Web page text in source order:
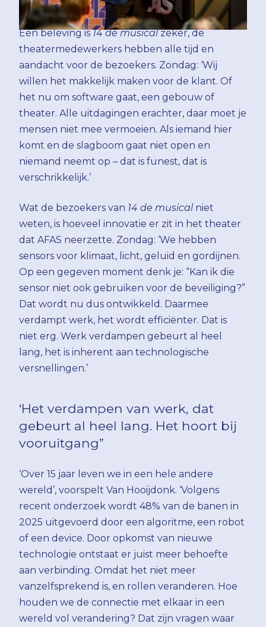
Een beleving is14 de musicalzeker, de
theatermedewerkers hebben alle tijd en
aandacht voor de bezoekers. Zondag: ‘Wij
willen het makkelijk maken voor de klant. Of
het nu om software gaat, een gebouw of
theater. Alle uitdagingen erachter, daar moet je
mensen niet mee vermoeien. Als iemand hier
komt en de slagboom gaat niet open en
niemand neemt op – dat is funest, dat is
verschrikkelijk.’
Wat de bezoekers van 14 de musicalniet
weten, is hoeveel innovatie er zit in het theater
dat AFAS neerzette. Zondag: ‘We hebben
sensors voor klimaat, licht, geluid en gordijnen.
Op een gegeven moment denk je: “Kan ik die
sensor niet ook gebruiken voor de beveiliging?”
Dat wordt nu dus ontwikkeld. Daarmee
verdampt werk, het wordt efficiënter. Dat is
niet erg. Werk verdampen gebeurt al heel
lang, het is inherent aan technologische
versnellingen.’
‘Het verdampen van werk, dat
gebeurt al heel lang. Het hoort bij
vooruitgang”
‘Over 15 jaar leven we in een hele andere
wereld’, voorspelt Van Hooijdonk. ‘Volgens
recent onderzoek wordt 48% van de banen in
2025 uitgevoerd door een algoritme, een robot
of een device. Door opkomst van nieuwe
technologie ontstaat er juist meer behoefte
aan verbinding. Omdat het niet meer
vanzelfsprekend is, en rollen veranderen. Hoe
houden we de connectie met elkaar in een
wereld vol verandering? Dat zijn vragen waar